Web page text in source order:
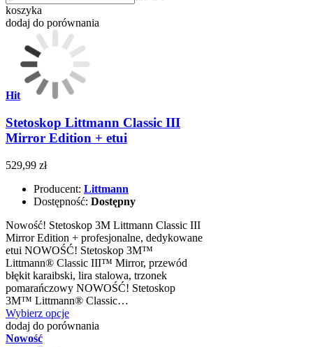
koszyka
dodaj do porównania
Hit
Stetoskop Littmann Classic III
Mirror Edition + etui
529,99 zł
Producent: Littmann
Dostępność: Dostępny
Nowość! Stetoskop 3M Littmann Classic III
Mirror Edition + profesjonalne, dedykowane
etui NOWOŚĆ! Stetoskop 3M™
Littmann® Classic III™ Mirror, przewód
błękit karaibski, lira stalowa, trzonek
pomarańczowy NOWOŚĆ! Stetoskop
3M™ Littmann® Classic…
Wybierz opcje
dodaj do porównania
Nowość